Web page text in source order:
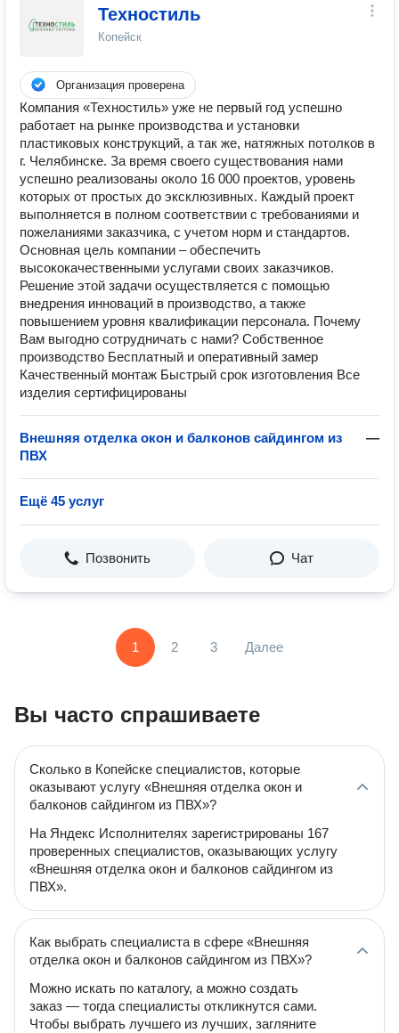
Техностиль
Копейск
Организация проверена
Компания «Техностиль» уже не первый год успешно
работает на рынке производства и установки
пластиковых конструкций, а так же, натяжных потолков в
г. Челябинске. За время своего существования нами
успешно реализованы около 16 000 проектов, уровень
которых от простых до эксклюзивных. Каждый проект
выполняется в полном соответствии с требованиями и
пожеланиями заказчика, с учетом норм и стандартов.
Основная цель компании – обеспечить
высококачественными услугами своих заказчиков.
Решение этой задачи осуществляется с помощью
внедрения инноваций в производство, а также
повышением уровня квалификации персонала. Почему
Вам выгодно сотрудничать с нами? Собственное
производство Бесплатный и оперативный замер
Качественный монтаж Быстрый срок изготовления Все
изделия сертифицированы
Внешняя отделка окон и балконов сайдингом из
ПВХ
—
Ещё 45 услуг
Позвонить Чат
1 2 3 Далее
Вы часто спрашиваете
Сколько в Копейске специалистов, которые
оказывают услугу «Внешняя отделка окон и
балконов сайдингом из ПВХ»?
На Яндекс Исполнителях зарегистрированы 167
проверенных специалистов, оказывающих услугу
«Внешняя отделка окон и балконов сайдингом из
ПВХ».
Как выбрать специалиста в сфере «Внешняя
отделка окон и балконов сайдингом из ПВХ»?
Можно искать по каталогу, а можно создать
заказ — тогда специалисты откликнутся сами.
Чтобы выбрать лучшего из лучших, загляните